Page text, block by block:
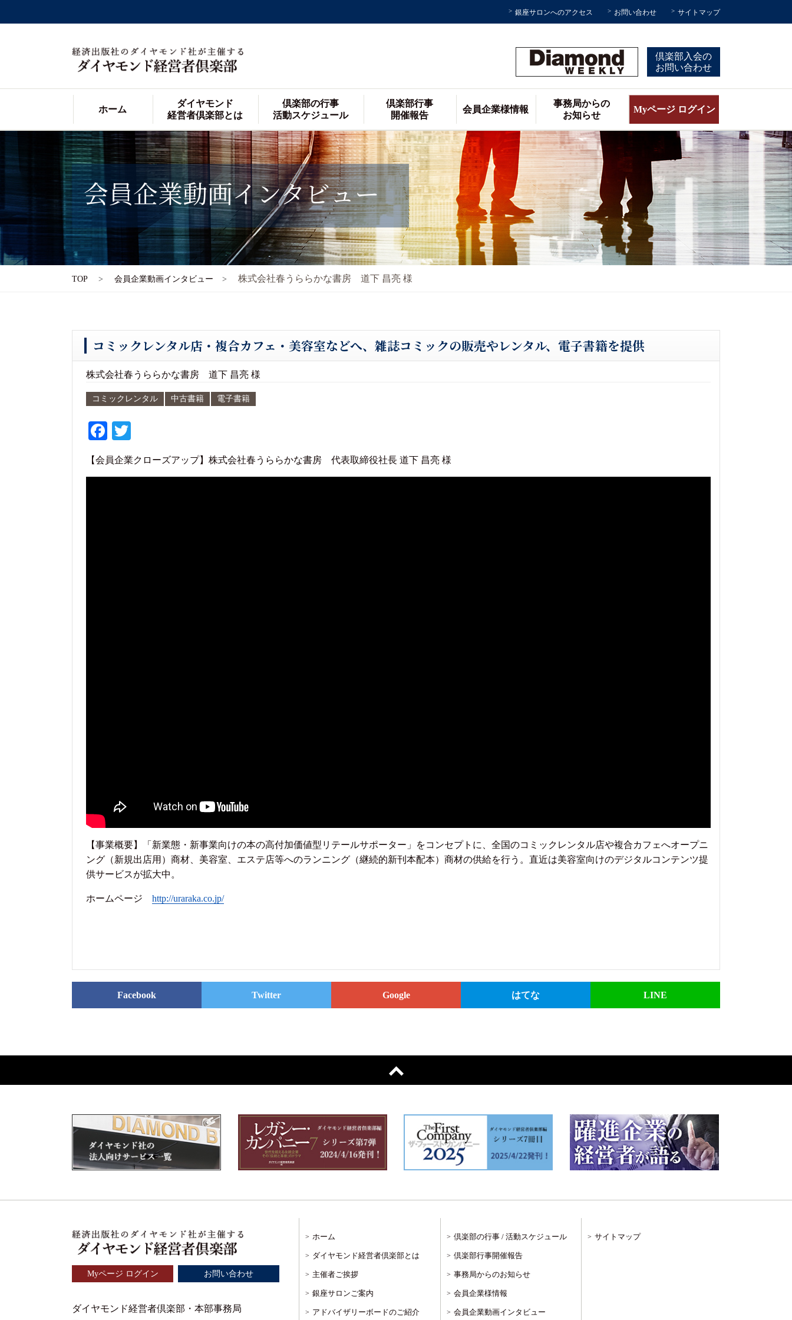
銀座サロンへのアクセス お問い合わせ サイトマップ
倶楽部入会の
お問い合わせ
ホーム
ダイヤモンド
経営者倶楽部とは
倶楽部の行事
活動スケジュール
倶楽部行事
開催報告
会員企業様情報
事務局からの
お知らせ
Myページ ログイン
会員企業動画インタビュー
TOP 会員企業動画インタビュー 株式会社春うららかな書房 道下 昌亮 様
コミックレンタル店・複合カフェ・美容室などへ、雑誌コミックの販売やレンタル、電子書籍を提供
株式会社春うららかな書房 道下 昌亮 様
コミックレンタル 中古書籍 電子書籍
Fa
bo tte
【会員企業クローズアップ】株式会社春うららかな書房 代表取締役社長 道下 昌亮 様
【事業概要】「新業態・新事業向けの本の高付加価値型リテールサポーター」をコンセプトに、全国のコミックレンタル店や複合カフェへオープニ
ング（新規出店用）商材、美容室、エステ店等へのランニング（継続的新刊本配本）商材の供給を行う。直近は美容室向けのデジタルコンテンツ提
供サービスが拡大中。
ホームページ http://uraraka.co.jp/
Facebook Twitter Google はてな LINE
Myページ ログイン お問い合わせ
ダイヤモンド経営者倶楽部・本部事務局
ホーム
ダイヤモンド経営者倶楽部とは
主催者ご挨拶
銀座サロンご案内
アドバイザリーボードのご紹介
倶楽部の行事 / 活動スケジュール
倶楽部行事開催報告
事務局からのお知らせ
会員企業様情報
会員企業動画インタビュー
サイトマップ